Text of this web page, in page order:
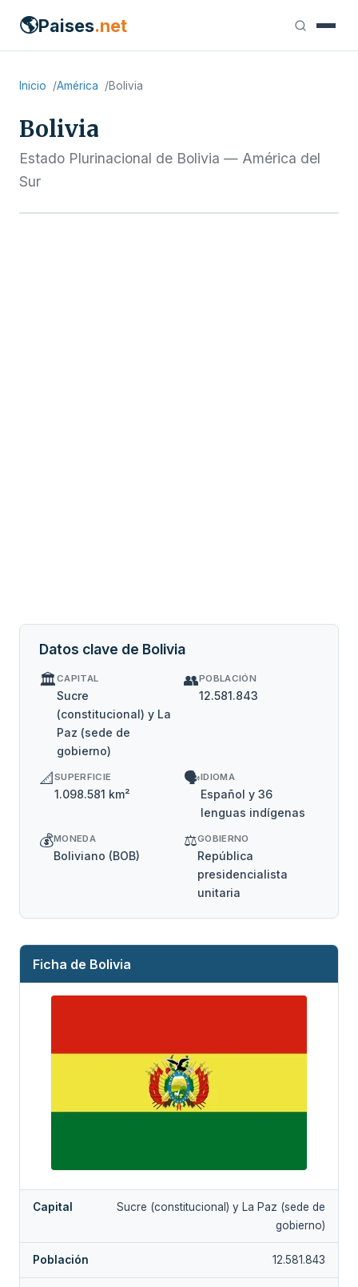
🌎Paises.net
Inicio América Bolivia
Bolivia
Estado Plurinacional de Bolivia — América del
Sur
Datos clave de Bolivia
🏛️CAPITAL
Sucre
(constitucional) y La
Paz (sede de
gobierno)
👥POBLACIÓN
12.581.843
📐SUPERFICIE
1.098.581 km²
🗣️IDIOMA
Español y 36
lenguas indígenas
💰MONEDA
Boliviano (BOB)
⚖️GOBIERNO
República
presidencialista
unitaria
Ficha de Bolivia
Capital
Sucre (constitucional) y La Paz (sede de
gobierno)
Población 12.581.843